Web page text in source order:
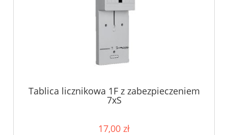
Tablica licznikowa 1F z zabezpieczeniem
7xS
17,00 zł